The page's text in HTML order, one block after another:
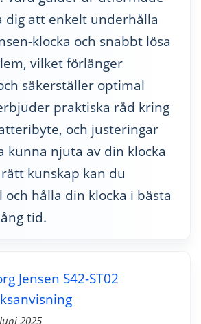
dig att enkelt underhålla
klocka och snabbt lösa
vilket förlänger
säkerställer optimal
praktiska råd kring
och justeringar
kunna njuta av din klocka
kunskap kan du
och hålla din klocka i bästa
tid.
Jensen S42-ST02
2025